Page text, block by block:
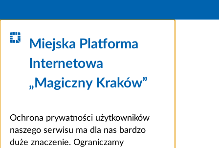
Miejska Platforma
Internetowa
„Magiczny Kraków”
Ochrona prywatności użytkowników
naszego serwisu ma dla nas bardzo
duże znaczenie. Ograniczamy